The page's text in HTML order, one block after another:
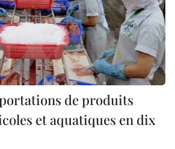
de produits
et aquatiques en dix